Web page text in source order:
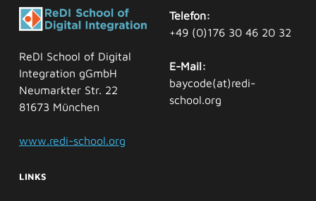
ReDI School of Digital
Integration gGmbH
Neumarkter Str. 22
81673 München
www.redi-school.org
Telefon:
+49 (0)176 30 46 20 32
E-Mail:
baycode(at)redi-
school.org
LINKS